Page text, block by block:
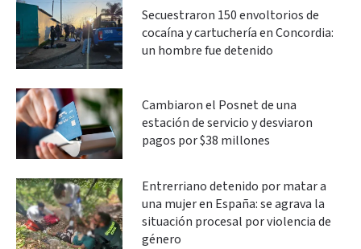
Secuestraron 150 envoltorios de
cocaína y cartuchería en Concordia:
un hombre fue detenido
Cambiaron el Posnet de una
estación de servicio y desviaron
pagos por $38 millones
Entrerriano detenido por matar a
una mujer en España: se agrava la
situación procesal por violencia de
género